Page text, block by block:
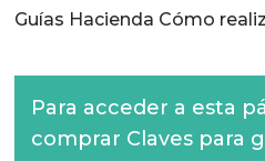
Guías Hacienda Cómo
Para acceder a esta
comprar Claves para